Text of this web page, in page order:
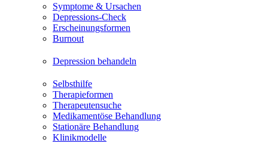
Symptome & Ursachen
Depressions-Check
Erscheinungsformen
Burnout
Depression behandeln
Selbsthilfe
Therapieformen
Therapeutensuche
Medikamentöse Behandlung
Stationäre Behandlung
Klinikmodelle